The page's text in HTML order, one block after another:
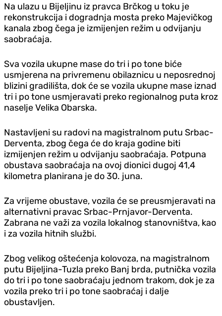
Na ulazu u Bijeljinu iz pravca Brčkog u toku je
rekonstrukcija i dogradnja mosta preko Majevičkog
kanala zbog čega je izmijenjen režim u odvijanju
saobraćaja.
Sva vozila ukupne mase do tri i po tone biće
usmjerena na privremenu obilaznicu u neposrednoj
blizini gradilišta, dok će se vozila ukupne mase iznad
tri i po tone usmjeravati preko regionalnog puta kroz
naselje Velika Obarska.
Nastavljeni su radovi na magistralnom putu Srbac-
Derventa, zbog čega će do kraja godine biti
izmijenjen režim u odvijanju saobraćaja. Potpuna
obustava saobraćaja na ovoj dionici dugoj 41,4
kilometra planirana je do 30. juna.
Za vrijeme obustave, vozila će se preusmjeravati na
alternativni pravac Srbac-Prnjavor-Derventa.
Zabrana ne važi za vozila lokalnog stanovništva, kao
i za vozila hitnih službi.
Zbog velikog oštećenja kolovoza, na magistralnom
putu Bijeljina-Tuzla preko Banj brda, putnička vozila
do tri i po tone saobraćaju jednom trakom, dok je za
vozila preko tri i po tone saobraćaj i dalje
obustavljen.